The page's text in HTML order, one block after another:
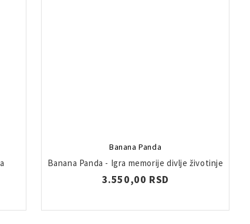
Banana Panda
Banana Panda - Igra memorije divlje životinje
3.550,00 RSD